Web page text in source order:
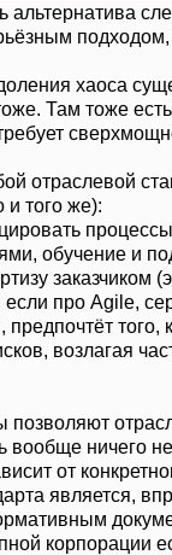
альтернатива
хаоса
Там тоже
отраслевой
и того же):
обучение и
заказчиком
про Agile,
предпочтёт того,
возлагая
вообще ничего
от
является,
корпорации